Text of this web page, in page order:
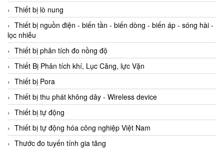
Thiết bị lò nung
Thiết bị nguồn điện - biến tần - biến dòng - biến áp - sóng hài -
lọc nhiễu
Thiết bị phân tích đo nồng độ
Thiết Bị Phân tích khí, Lục Căng, lực Vặn
Thiết bị Pora
Thiết bị thu phát không dây - Wireless device
Thiết bị tự động
Thiết bị tự động hóa công nghiệp Việt Nam
Thước đo tuyến tính gia tăng